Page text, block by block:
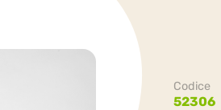
Codice
52306